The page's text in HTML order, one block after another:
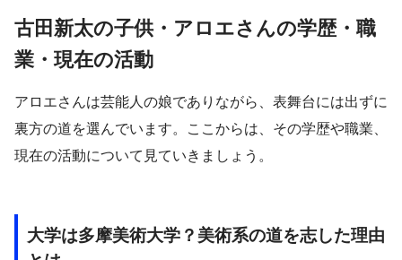
古田新太の子供・アロエさんの学歴・職
業・現在の活動
アロエさんは芸能人の娘でありながら、表舞台には出ずに
裏方の道を選んでいます。ここからは、その学歴や職業、
現在の活動について見ていきましょう。
大学は多摩美術大学？美術系の道を志した理由